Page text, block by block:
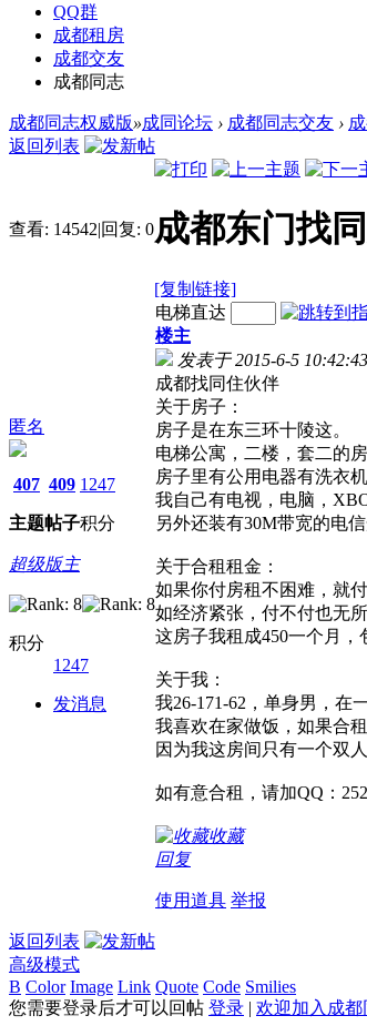
QQ群
成都租房
成都交友
成都同志
成都同志权威版»成同论坛 › 成都同志交友 ›
返回列表
查看: 14542|回复: 0成都东门找
[复制链接]
匿名
407
主题
409
帖子
1247
积分
超级版主
积分
1247
发消息
电梯直达
楼主
发表于 2015-6-5 10:42:43
成都找同住伙伴
关于房子：
房子是在东三环十陵这。
电梯公寓，二楼，套二的
房子里有公用电器有洗衣
我自己有电视，电脑，
另外还装有30M带宽的电
关于合租租金：
如果你付房租不困难，就
如经济紧张，付不付也无
这房子我租成450一个月，
关于我：
我26-171-62，单身男，在
我喜欢在家做饭，如果合
因为我这房间只有一个双
如有意合租，请加QQ：
收藏
回复
使用道具 举报
返回列表
高级模式
B Color Image Link Quote Code Smilies
您需要登录后才可以回帖 登录 | 欢迎加入成都